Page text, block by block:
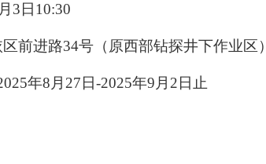
月 3 日 10:30
前进路34号（原西部钻探井下作业区）
5年8 月 27日-2025年9 月 2日止